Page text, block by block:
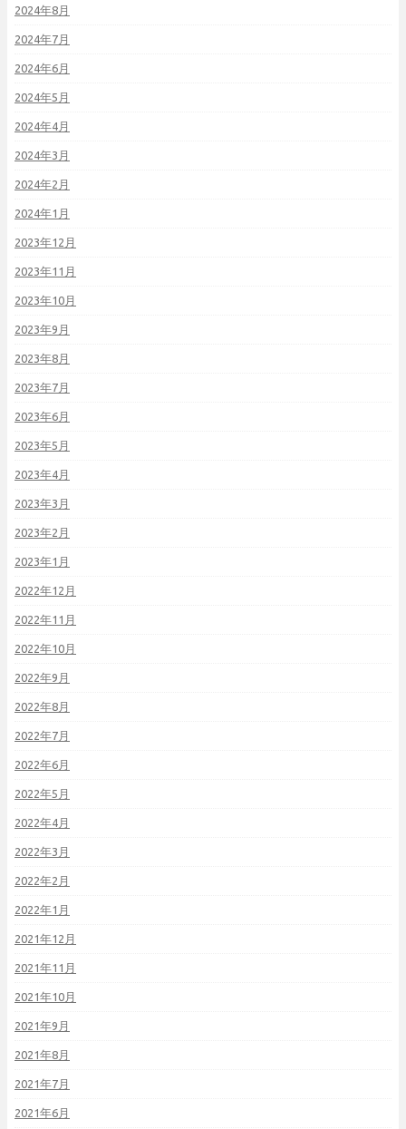
2024年8月
2024年7月
2024年6月
2024年5月
2024年4月
2024年3月
2024年2月
2024年1月
2023年12月
2023年11月
2023年10月
2023年9月
2023年8月
2023年7月
2023年6月
2023年5月
2023年4月
2023年3月
2023年2月
2023年1月
2022年12月
2022年11月
2022年10月
2022年9月
2022年8月
2022年7月
2022年6月
2022年5月
2022年4月
2022年3月
2022年2月
2022年1月
2021年12月
2021年11月
2021年10月
2021年9月
2021年8月
2021年7月
2021年6月